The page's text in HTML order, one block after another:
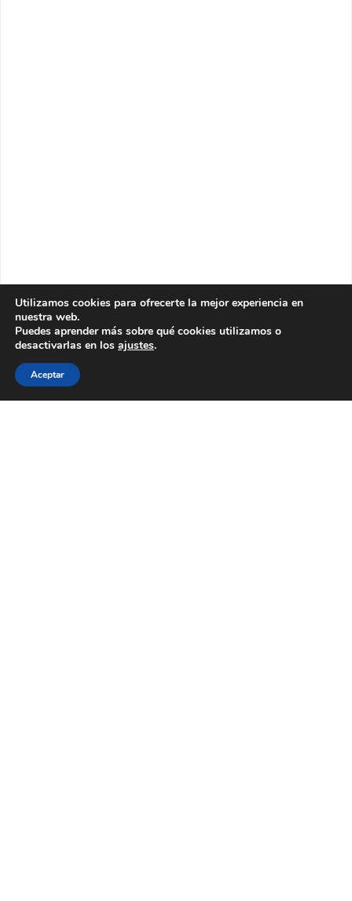
Utilizamos cookies para ofrecerte la mejor experiencia en
nuestra web.
Puedes aprender más sobre qué cookies utilizamos o
desactivarlas en los ajustes.
Aceptar